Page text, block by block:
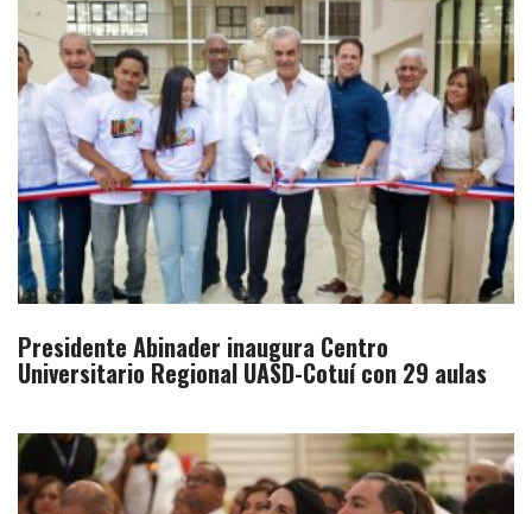
Presidente Abinader inaugura Centro
Universitario Regional UASD-Cotuí con 29 aulas